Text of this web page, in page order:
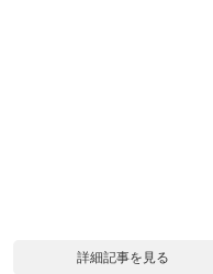
詳細記事を見る